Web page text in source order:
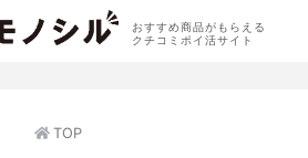
おすすめ商品がもらえる
クチコミポイ活サイト
TOP